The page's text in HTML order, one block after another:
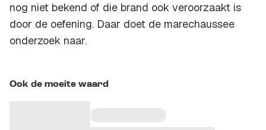
nog niet bekend of die brand ook veroorzaakt is
door de oefening. Daar doet de marechaussee
onderzoek naar.
Ook de moeite waard